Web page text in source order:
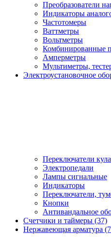
Преобразователи
Индикаторы
Частотомеры
Ваттметры
Вольтметры
Комбинированные
Амперметры
Мультиметры,
Электроустановочное
Переключатели
Электропедали
Лампы сигнальные
Индикаторы
Переключатели,
Кнопки
Антивандальное
Счетчики и таймеры (37)
Нержавеющая арматура